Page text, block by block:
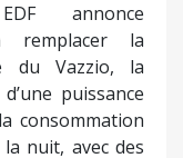
annonce
remplacer la
du Vazzio, la
puissance
consommation
la nuit, avec des